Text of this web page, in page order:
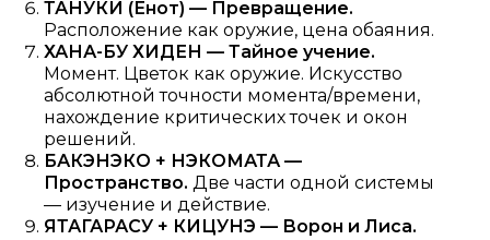
ТАНУКИ (Енот) — Превращение.
Расположение как оружие, цена обаяния.
ХАНА-БУ ХИДЕН — Тайное учение.
Момент. Цветок как оружие. Искусство
абсолютной точности момента/времени,
нахождение критических точек и окон
решений.
БАКЭНЭКО + НЭКОМАТА —
Пространство. Две части одной системы
— изучение и действие.
ЯТАГАРАСУ + КИЦУНЭ — Ворон и Лиса.